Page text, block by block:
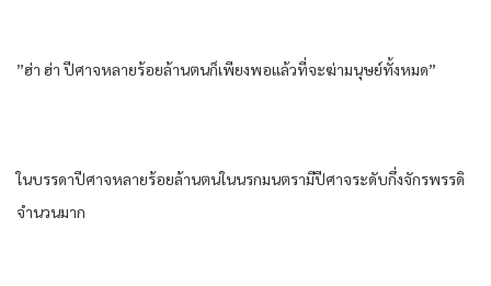
”ฮ่า ฮ่า ปีศาจหลายร้อยล้านตนก็เพียงพอแล้วที่จะฆ่ามนุษย์ทั้งหมด”
ในบรรดาปีศาจหลายร้อยล้านตนในนรกมนตรามีปีศาจระดับกึ่งจักรพรรดิ
จำนวนมาก